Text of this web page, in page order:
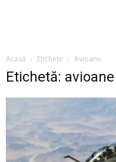
Acasă Etichete Avioane
Etichetă: avioane